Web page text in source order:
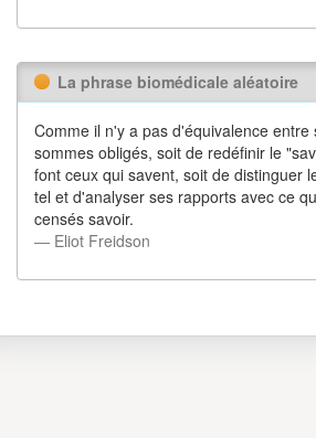
La phrase biomédicale aléatoire
Comme il n'y a pas d'équivalence
sommes obligés, soit de redéfinir le
font ceux qui savent, soit de distinguer
tel et d'analyser ses rapports avec ce
censés savoir.
― Eliot Freidson